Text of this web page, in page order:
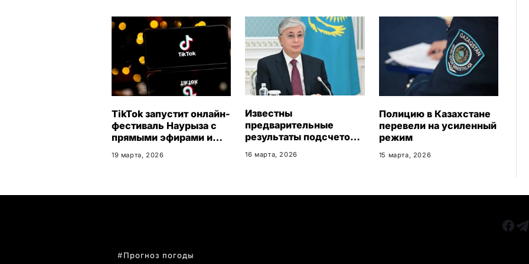
TikTok запустит онлайн-
фестиваль Наурыза с
прямыми эфирами и
19 марта, 2026
Известны
предварительные
результаты подсчетов
РК поддержали новую
16 марта, 2026
Полицию в Казахстане
перевели на усиленный
режим
15 марта, 2026
Прогноз погоды